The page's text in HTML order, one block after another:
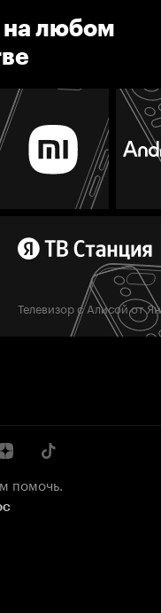
на любом
Телевизор с Алисой от
помочь.